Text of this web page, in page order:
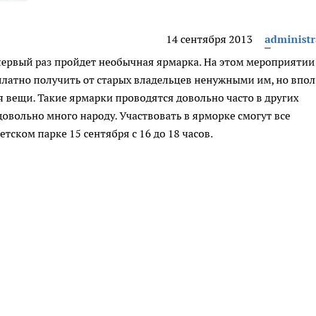
14 сентября 2013
раз пройдет необычная ярмарка.На этом мероприятии
получить от старых владельцев ненужными им, но
Такие ярмарки проводятся довольно часто в других
много народу. Участвовать в ярморке смогут все
парке 15 сентября с 16 до 18 часов.